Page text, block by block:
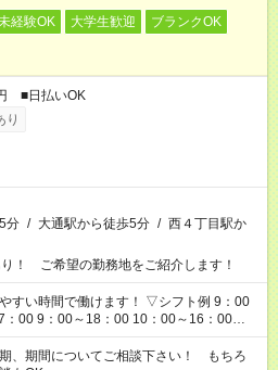
経験OK 大学生歓迎
ブランクOK
■日払いOK
り
分 / 大通駅から徒歩5分 / 西４丁目駅か
！ ご希望の勤務地をご紹介します！
で働けます！ ▽シフト例 9：00
：00 9：00～18：00 10：00～16：00
21：00 17：00～21：00 週3日から
、期間についてご相談下さい！ もちろ